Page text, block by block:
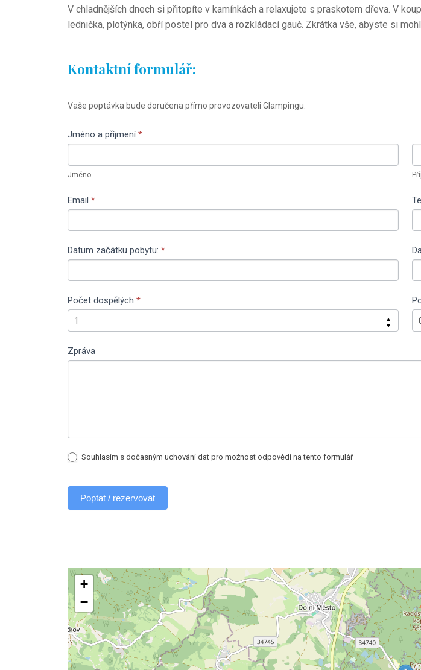
V chladnějších dnech si přitopíte v kamínkách a relaxujete s praskotem dřeva. V
lednička, plotýnka, obří postel pro dva a rozkládací gauč. Zkrátka vše, abyste si
Kontaktní formulář:
Rezervační
Rocsky
house
Vaše poptávka bude doručena přímo provozovateli Glampingu.
Jméno a příjmení*
Jméno
Email *
Datum začátku pobytu: *
Počet dospělých *
Zpráva
Souhlasím s dočasným uchování dat pro možnost odpovědi na tento formulář
Poptat / rezervovat
If
are
human,
leave
this
+
−